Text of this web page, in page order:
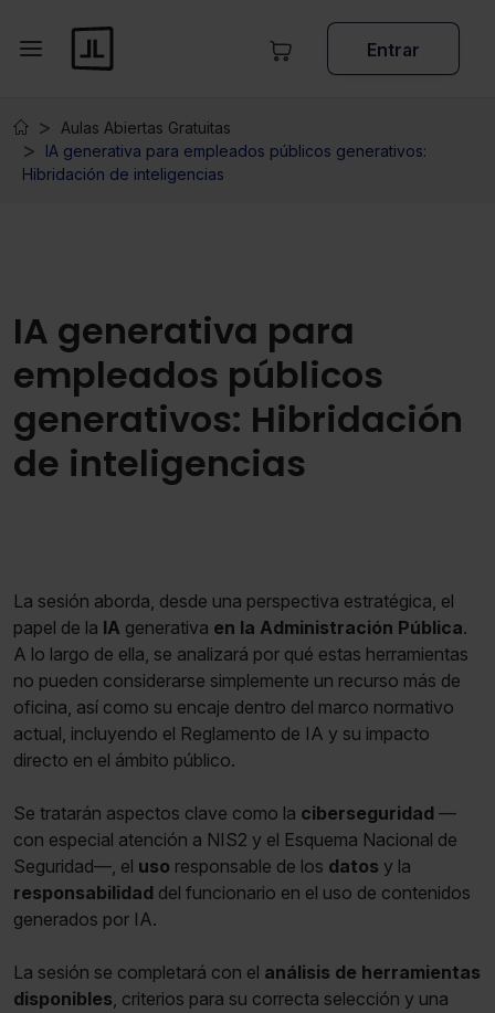
Entrar
Aulas Abiertas Gratuitas
IA generativa para empleados públicos generativos:
Hibridación de inteligencias
IA generativa para
empleados públicos
generativos: Hibridación
de inteligencias
La sesión aborda, desde una perspectiva estratégica, el
papel de la IA generativa en la Administración Pública.
A lo largo de ella, se analizará por qué estas herramientas
no pueden considerarse simplemente un recurso más de
oficina, así como su encaje dentro del marco normativo
actual, incluyendo el Reglamento de IA y su impacto
directo en el ámbito público.
Se tratarán aspectos clave como la ciberseguridad —
con especial atención a NIS2 y el Esquema Nacional de
Seguridad—, el uso responsable de los datos y la
responsabilidad del funcionario en el uso de contenidos
generados por IA.
La sesión se completará con el análisis de herramientas
disponibles, criterios para su correcta selección y una